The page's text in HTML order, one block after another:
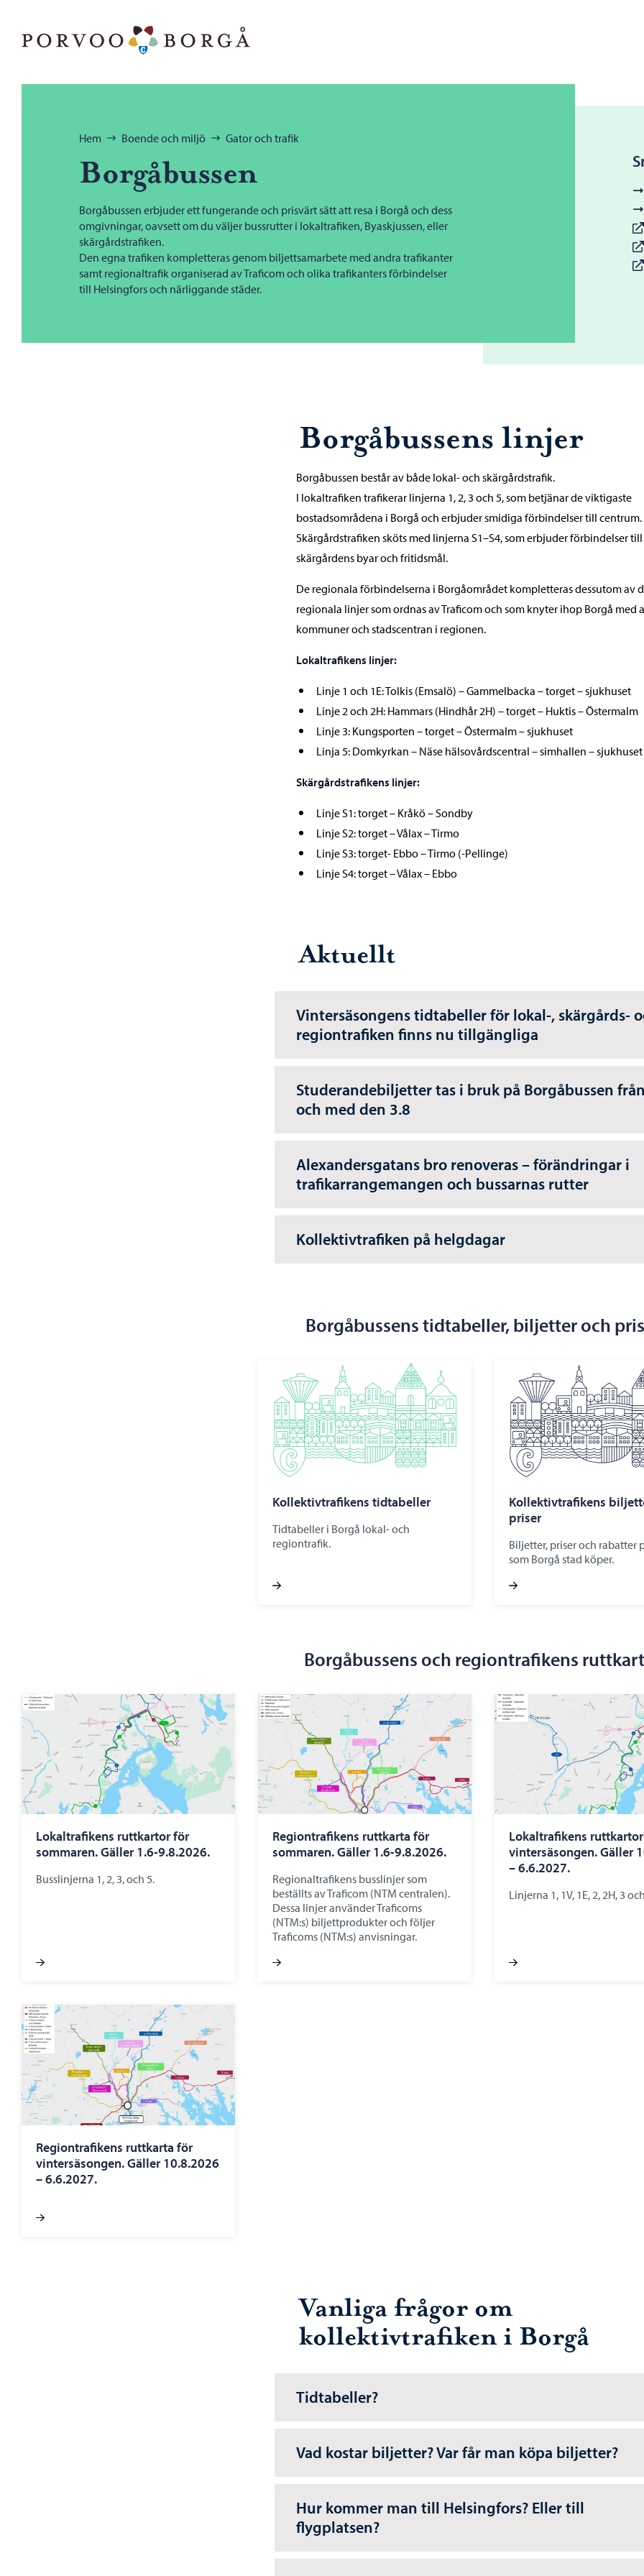
Bläddra:
Hem Boende och miljö Gator och trafik
Borgåbussen
Borgåbussen erbjuder ett fungerande och prisvärt sätt att resa i Borgå och dess
omgivningar, oavsett om du väljer bussrutter i lokaltrafiken, Byaskjussen, eller
skärgårdstrafiken.
Den egna trafiken kompletteras genom biljettsamarbete med andra trafikanter
samt regionaltrafik organiserad av Traficom och olika trafikanters förbindelser
till Helsingfors och närliggande städer.
Borgåbussens linjer
Borgåbussen består av både lokal- och skärgårdstrafik.
I lokaltrafiken trafikerar linjerna 1, 2, 3 och 5, som betjänar de viktigaste
bostadsområdena i Borgå och erbjuder smidiga förbindelser till centrum.
Skärgårdstrafiken sköts med linjerna S1–S4, som erbjuder förbindelser till
skärgårdens byar och fritidsmål.
De regionala förbindelserna i Borgåområdet kompletteras dessutom av
regionala linjer som ordnas av Traficom och som knyter ihop Borgå med
kommuner och stadscentran i regionen.
Lokaltrafikens linjer:
Linje 1 och 1E: Tolkis (Emsalö) – Gammelbacka – torget – sjukhuset
Linje 2 och 2H: Hammars (Hindhår 2H) – torget – Huktis – Östermalm
Linje 3: Kungsporten – torget – Östermalm – sjukhuset
Linja 5: Domkyrkan – Näse hälsovårdscentral – simhallen – sjukhuset
Skärgårdstrafikens linjer:
Linje S1: torget – Kråkö – Sondby
Linje S2: torget – Vålax – Tirmo
Linje S3: torget- Ebbo – Tirmo (-Pellinge)
Linje S4: torget – Vålax – Ebbo
Aktuellt
Vintersäsongens tidtabeller för lokal-, skärgårds-
regiontrafiken finns nu tillgängliga
Studerandebiljetter tas i bruk på Borgåbussen från
och med den 3.8
Alexandersgatans bro renoveras – förändringar i
trafikarrangemangen och bussarnas rutter
Kollektivtrafiken på helgdagar
Borgåbussens tidtabeller, biljetter och
Kollektivtrafikens tidtabeller
Tidtabeller i Borgå lokal- och
regiontrafik.
Kollektivtrafikens
priser
Biljetter, priser och rabatter
som Borgå stad köper.
Borgåbussens och regiontrafikens
Lokaltrafikens ruttkartor för
sommaren. Gäller 1.6-9.8.2026.
Busslinjerna 1, 2, 3, och 5.
Regiontrafikens ruttkarta för
sommaren. Gäller 1.6-9.8.2026.
Regionaltrafikens busslinjer som
beställts av Traficom (NTM centralen).
Dessa linjer använder Traficoms
(NTM:s) biljettprodukter och följer
Traficoms (NTM:s) anvisningar.
Lokaltrafikens
vintersäsongen. Gäller
– 6.6.2027.
Linjerna 1, 1V, 1E, 2, 2H, 3
Regiontrafikens ruttkarta för
vintersäsongen. Gäller 10.8.2026
– 6.6.2027.
Vanliga frågor om
kollektivtrafiken i Borgå
Tidtabeller?
Vad kostar biljetter? Var får man köpa biljetter?
Hur kommer man till Helsingfors? Eller till
flygplatsen?